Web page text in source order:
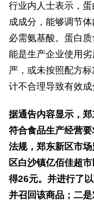
行业内人士表示，
成成分，能够调节
必需氨基酸。蛋白
能是生产企业使用
严，或未按照配方
计不合理导致有效成
据通告内容显示，
符合食品生产经营
法规，郑东新区市
区白沙镇亿佰佳超
得26元。并进行了
并召回该商品；二